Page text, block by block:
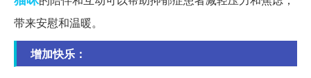
带来安慰和温暖。
增加快乐：